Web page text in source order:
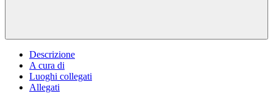
Descrizione
A cura di
Luoghi collegati
Allegati